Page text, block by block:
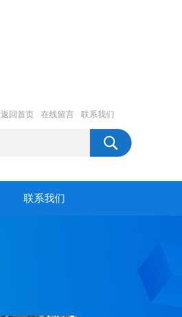
返回首页 在线留言 联系我们
联系我们